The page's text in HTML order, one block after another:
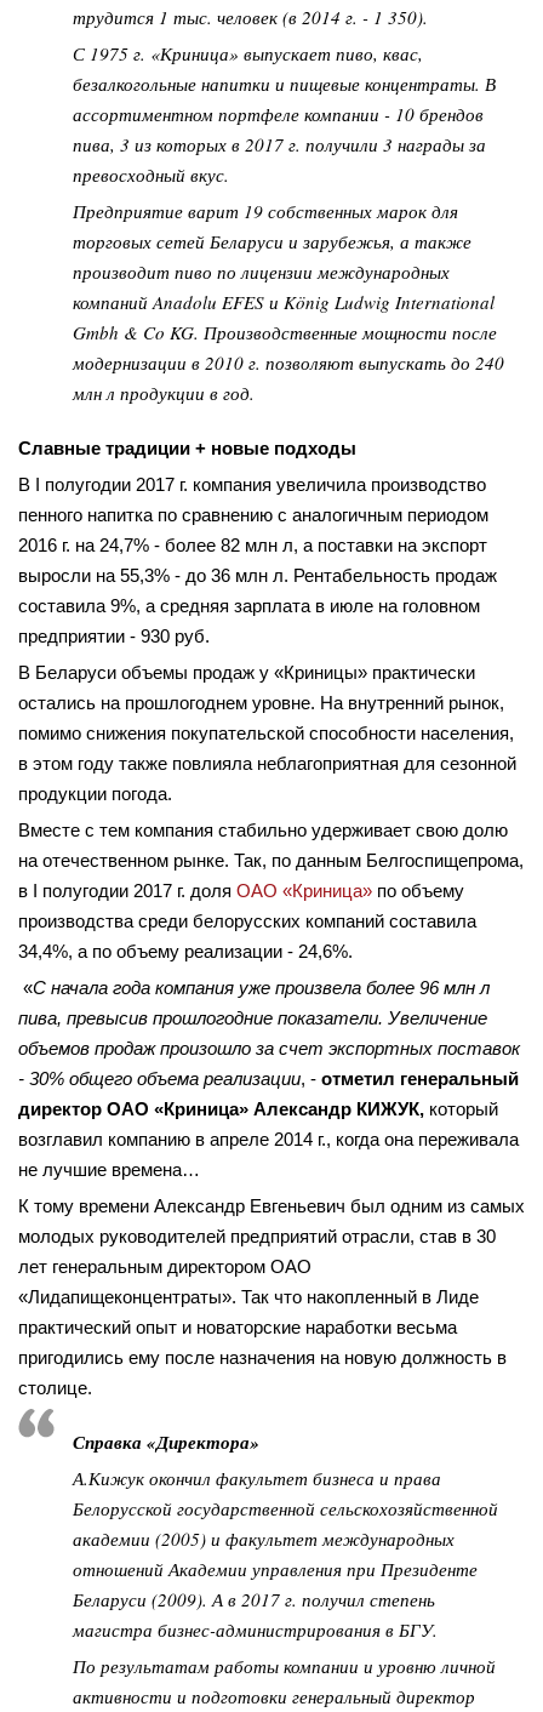
трудится 1 тыс. человек (в 2014 г. - 1 350).
С 1975 г. «Криница» выпускает пиво, квас,
безалкогольные напитки и пищевые концентраты. В
ассортиментном портфеле компании - 10 брендов
пива, 3 из которых в 2017 г. получили 3 награды за
превосходный вкус.
Предприятие варит 19 собственных марок для
торговых сетей Беларуси и зарубежья, а также
производит пиво по лицензии международных
компаний Anadolu EFES и König Ludwig International
Gmbh & Co KG. Производственные мощности после
модернизации в 2010 г. позволяют выпускать до 240
млн л продукции в год.
Славные традиции + новые подходы
В I полугодии 2017 г. компания увеличила производство
пенного напитка по сравнению с аналогичным периодом
2016 г. на 24,7% - более 82 млн л, а поставки на экспорт
выросли на 55,3% - до 36 млн л. Рентабельность продаж
составила 9%, а средняя зарплата в июле на головном
предприятии - 930 руб.
В Беларуси объемы продаж у «Криницы» практически
остались на прошлогоднем уровне. На внутренний рынок,
помимо снижения покупательской способности населения,
в этом году также повлияла неблагоприятная для сезонной
продукции погода.
Вместе с тем компания стабильно удерживает свою долю
на отечественном рынке. Так, по данным Белгоспищепрома,
в I полугодии 2017 г. доля ОАО «Криница» по объему
производства среди белорусских компаний составила
34,4%, а по объему реализации - 24,6%.
«С начала года компания уже произвела более 96 млн л
пива, превысив прошлогодние показатели. Увеличение
объемов продаж произошло за счет экспортных поставок
- 30% общего объема реализации, - отметил генеральный
директор ОАО «Криница» Александр КИЖУК, который
возглавил компанию в апреле 2014 г., когда она переживала
не лучшие времена…
К тому времени Александр Евгеньевич был одним из самых
молодых руководителей предприятий отрасли, став в 30
лет генеральным директором ОАО
«Лидапищеконцентраты». Так что накопленный в Лиде
практический опыт и новаторские наработки весьма
пригодились ему после назначения на новую должность в
столице.
Справка «Директора»
А.Кижук окончил факультет бизнеса и права
Белорусской государственной сельскохозяйственной
академии (2005) и факультет международных
отношений Академии управления при Президенте
Беларуси (2009). А в 2017 г. получил степень
магистра бизнес-администрирования в БГУ.
По результатам работы компании и уровню личной
активности и подготовки генеральный директор